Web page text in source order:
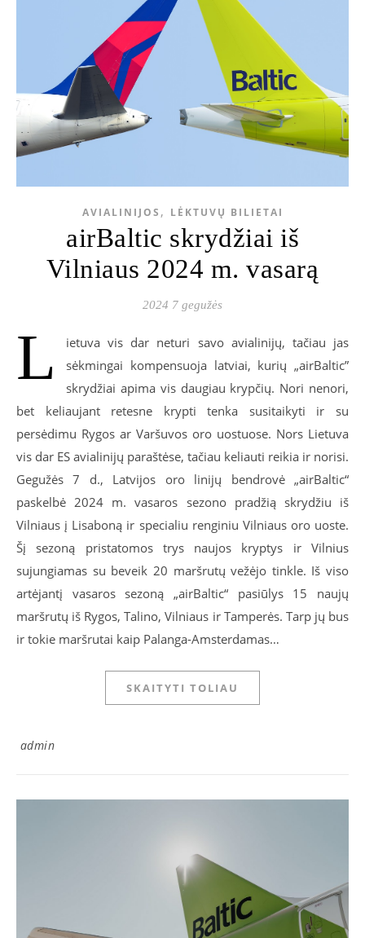
AVIALINIJOS , LĖKTUVŲ BILIETAI
airBaltic skrydžiai iš
Vilniaus 2024 m. vasarą
2024 7 gegužės
L
ietuva vis dar neturi savo avialinijų, tačiau jas
sėkmingai kompensuoja latviai, kurių „airBaltic”
skrydžiai apima vis daugiau krypčių. Nori nenori,
bet keliaujant retesne krypti tenka susitaikyti ir su
persėdimu Rygos ar Varšuvos oro uostuose. Nors Lietuva
vis dar ES avialinijų paraštėse, tačiau keliauti reikia ir norisi.
Gegužės 7 d., Latvijos oro linijų bendrovė „airBaltic“
paskelbė 2024 m. vasaros sezono pradžią skrydžiu iš
Vilniaus į Lisaboną ir specialiu renginiu Vilniaus oro uoste.
Šį sezoną pristatomos trys naujos kryptys ir Vilnius
sujungiamas su beveik 20 maršrutų vežėjo tinkle. Iš viso
artėjantį vasaros sezoną „airBaltic“ pasiūlys 15 naujų
maršrutų iš Rygos, Talino, Vilniaus ir Tamperės. Tarp jų bus
ir tokie maršrutai kaip Palanga-Amsterdamas…
SKAITYTI TOLIAU
admin